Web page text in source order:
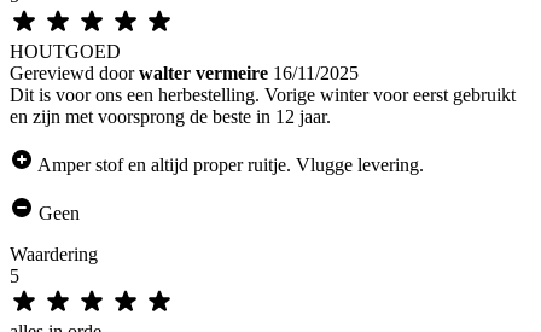
HOUTGOED
Gereviewd door walter vermeire 16/11/2025
Dit is voor ons een herbestelling. Vorige winter voor eerst gebruikt
en zijn met voorsprong de beste in 12 jaar.
Amper stof en altijd proper ruitje. Vlugge levering.
Geen
Waardering
5